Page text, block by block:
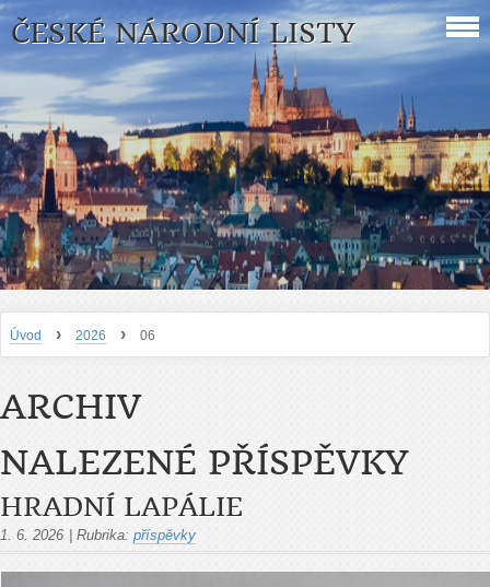
ČESKÉ NÁRODNÍ LISTY
Úvod › 2026 › 06
ARCHIV
NALEZENÉ PŘÍSPĚVKY
HRADNÍ LAPÁLIE
1. 6. 2026 Rubrika: příspěvky